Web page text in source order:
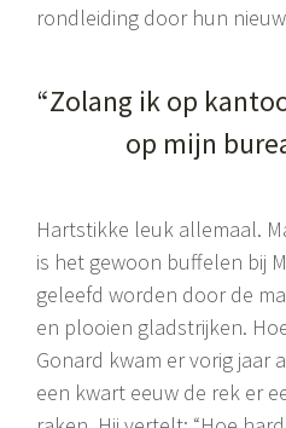
rondleiding door hun
“Zolang ik op
op mijn
Hartstikke leuk allemaal.
is het gewoon buffelen bij
geleefd worden door de
en plooien gladstrijken.
Gonard kwam er vorig jaar
een kwart eeuw de rek er